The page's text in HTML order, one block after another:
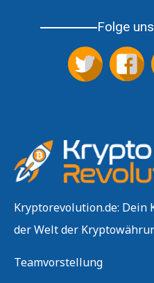
Folge
Kryptorevolution.de: Dein
der Welt der
Teamvorstellung